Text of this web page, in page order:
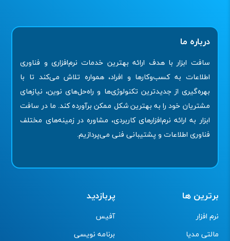
درباره ما
سافت ابزار با هدف ارائه بهترین خدمات نرم‌افزاری و فناوری
اطلاعات به کسب‌وکارها و افراد، همواره تلاش می‌کند تا با
بهره‌گیری از جدیدترین تکنولوژی‌ها و راه‌حل‌های نوین، نیازهای
مشتریان خود را به بهترین شکل ممکن برآورده کند. ما در سافت
ابزار به ارائه نرم‌افزارهای کاربردی، مشاوره در زمینه‌های مختلف
فناوری اطلاعات و پشتیبانی فنی می‌پردازیم.
برترین ها
نرم افزار
مالتی مدیا
پربازدید
آفیس
برنامه نویسی